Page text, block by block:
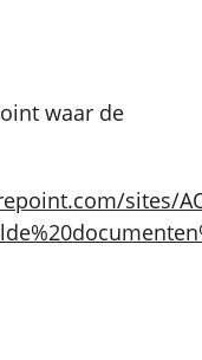
waar de
sites/